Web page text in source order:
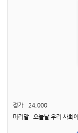
정가
24,000